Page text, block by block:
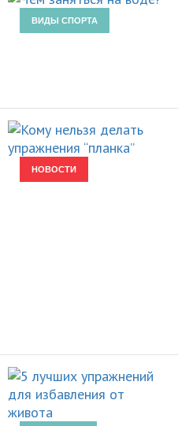
ВИДЫ СПОРТА
НОВОСТИ